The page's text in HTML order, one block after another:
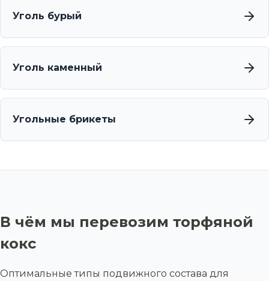
Уголь бурый
Уголь каменный
Угольные брикеты
В чём мы перевозим торфяной
кокс
Оптимальные типы подвижного состава для